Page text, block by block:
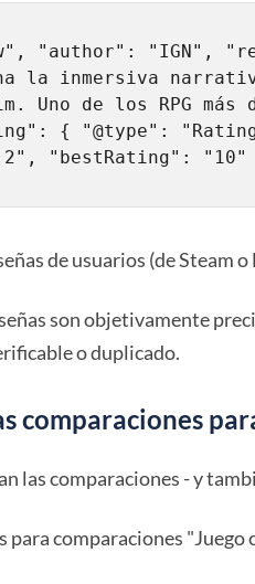
"author": "IGN",
la inmersiva
Uno de los RPG más
{ "@type":
"bestRating":
de usuarios (de Steam
son objetivamente
o duplicado.
comparaciones
las comparaciones - y
para comparaciones "Juego